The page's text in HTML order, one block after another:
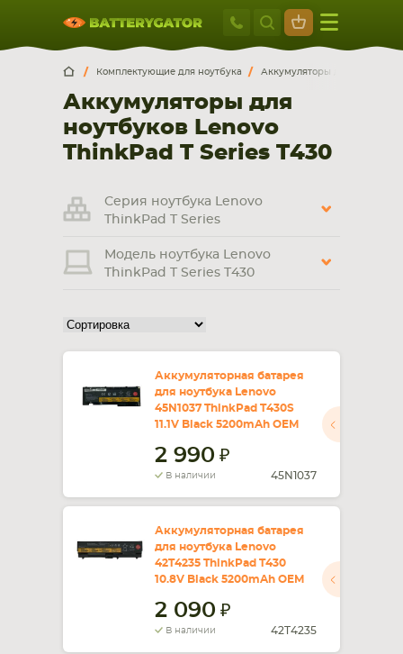
Москва
+7 495 414
Москва Санкт-Петербург
г. Москва, ул. Ткацкая, 5с3 (м. Семеновская)
5 мин. ходьбы от ст.м. “Семеновская”
+7 495 414 28 59
9:00-21:00
смартфона, планшета
Комплектующие для ноутбука Аккумуляторы для ноутбуков
Аккумуляторы для
ноутбуков Lenovo
ThinkPad T Series T430
Серия ноутбука Lenovo
ThinkPad T Series
Модель ноутбука Lenovo
ThinkPad T Series T430
Аккумуляторная батарея
для ноутбука Lenovo
45N1037 ThinkPad T430S
11.1V Black 5200mAh OEM
2 990
В наличии 45N1037
Аккумуляторная батарея
для ноутбука Lenovo
42T4235 ThinkPad T430
10.8V Black 5200mAh OEM
2 090
В наличии 42T4235